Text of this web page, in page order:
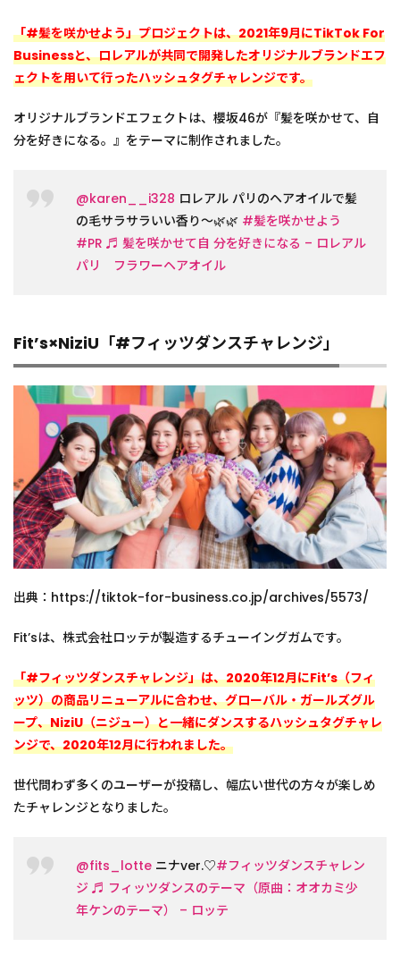
「#髪を咲かせよう」プロジェクトは、2021年9月にTikTok For
Businessと、ロレアルが共同で開発したオリジナルブランドエフ
ェクトを用いて行ったハッシュタグチャレンジです。
オリジナルブランドエフェクトは、櫻坂46が『髪を咲かせて、自
分を好きになる。』をテーマに制作されました。
@karen__i328 ロレアル パリのヘアオイルで髪
の毛サラサラいい香り〜🌿🌿 #髪を咲かせよう
#PR ♬ 髪を咲かせて自 分を好きになる – ロレアル
パリ フラワーヘアオイル
Fit’s×NiziU「#フィッツダンスチャレンジ」
出典：https://tiktok-for-business.co.jp/archives/5573/
Fit’sは、株式会社ロッテが製造するチューイングガムです。
「#フィッツダンスチャレンジ」は、2020年12月にFit’s（フィ
ッツ）の商品リニューアルに合わせ、グローバル・ガールズグル
ープ、NiziU（ニジュー）と一緒にダンスするハッシュタグチャレ
ンジで、2020年12月に行われました。
世代問わず多くのユーザーが投稿し、幅広い世代の方々が楽しめ
たチャレンジとなりました。
@fits_lotte ニナver.♡#フィッツダンスチャレン
ジ ♬ フィッツダンスのテーマ（原曲：オオカミ少
年ケンのテーマ） – ロッテ